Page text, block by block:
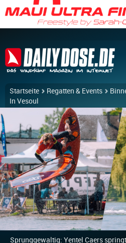
Startseite Regatten & Events
In Vesoul
Sprunggewaltig: Yentel Caers